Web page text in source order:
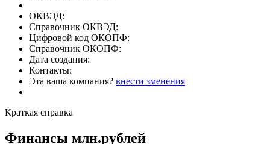
ОКВЭД:
Справочник ОКВЭД:
Цифровой код ОКОПФ:
Справочник ОКОПФ:
Дата создания:
Контакты:
Эта ваша компания? внести зменения
Краткая справка
Финансы млн.рублей